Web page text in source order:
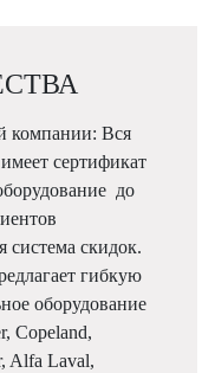
компании: Вся
сертификат
до
система скидок.
гибкую
оборудование
Copeland,
Alfa Laval,